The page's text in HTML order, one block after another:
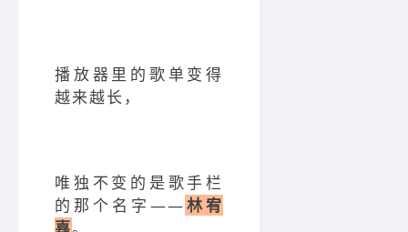
播放器里的歌单变得
越来越长，
唯独不变的是歌手栏
的那个名字——林宥